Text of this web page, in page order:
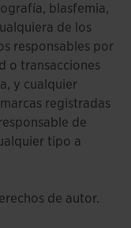
blasfemia,
de los
responsables por
o transacciones
y cualquier
registradas
de
tipo a
de autor.